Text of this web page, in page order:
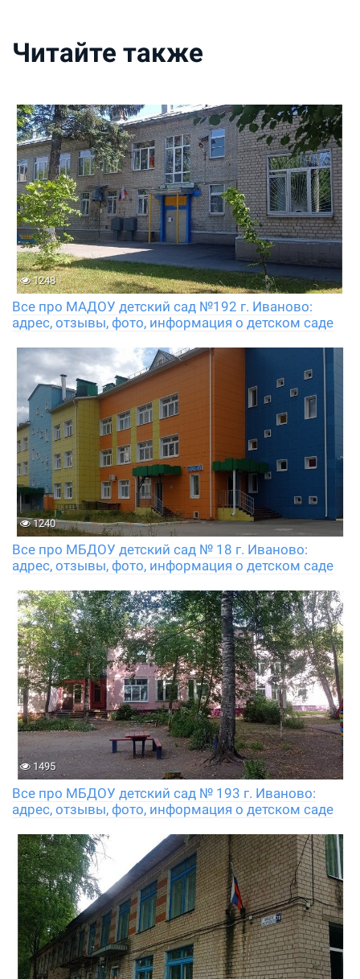
Читайте также
1248
Все про МАДОУ детский сад №192 г. Иваново:
адрес, отзывы, фото, информация о детском саде
1240
Все про МБДОУ детский сад № 18 г. Иваново:
адрес, отзывы, фото, информация о детском саде
1495
Все про МБДОУ детский сад № 193 г. Иваново:
адрес, отзывы, фото, информация о детском саде